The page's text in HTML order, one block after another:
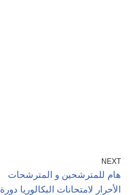
NEXT
هام للمترشحين و المترشحات
الأحرار لامتحانات البكالوريا دورة